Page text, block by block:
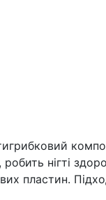
нігті
пластин.